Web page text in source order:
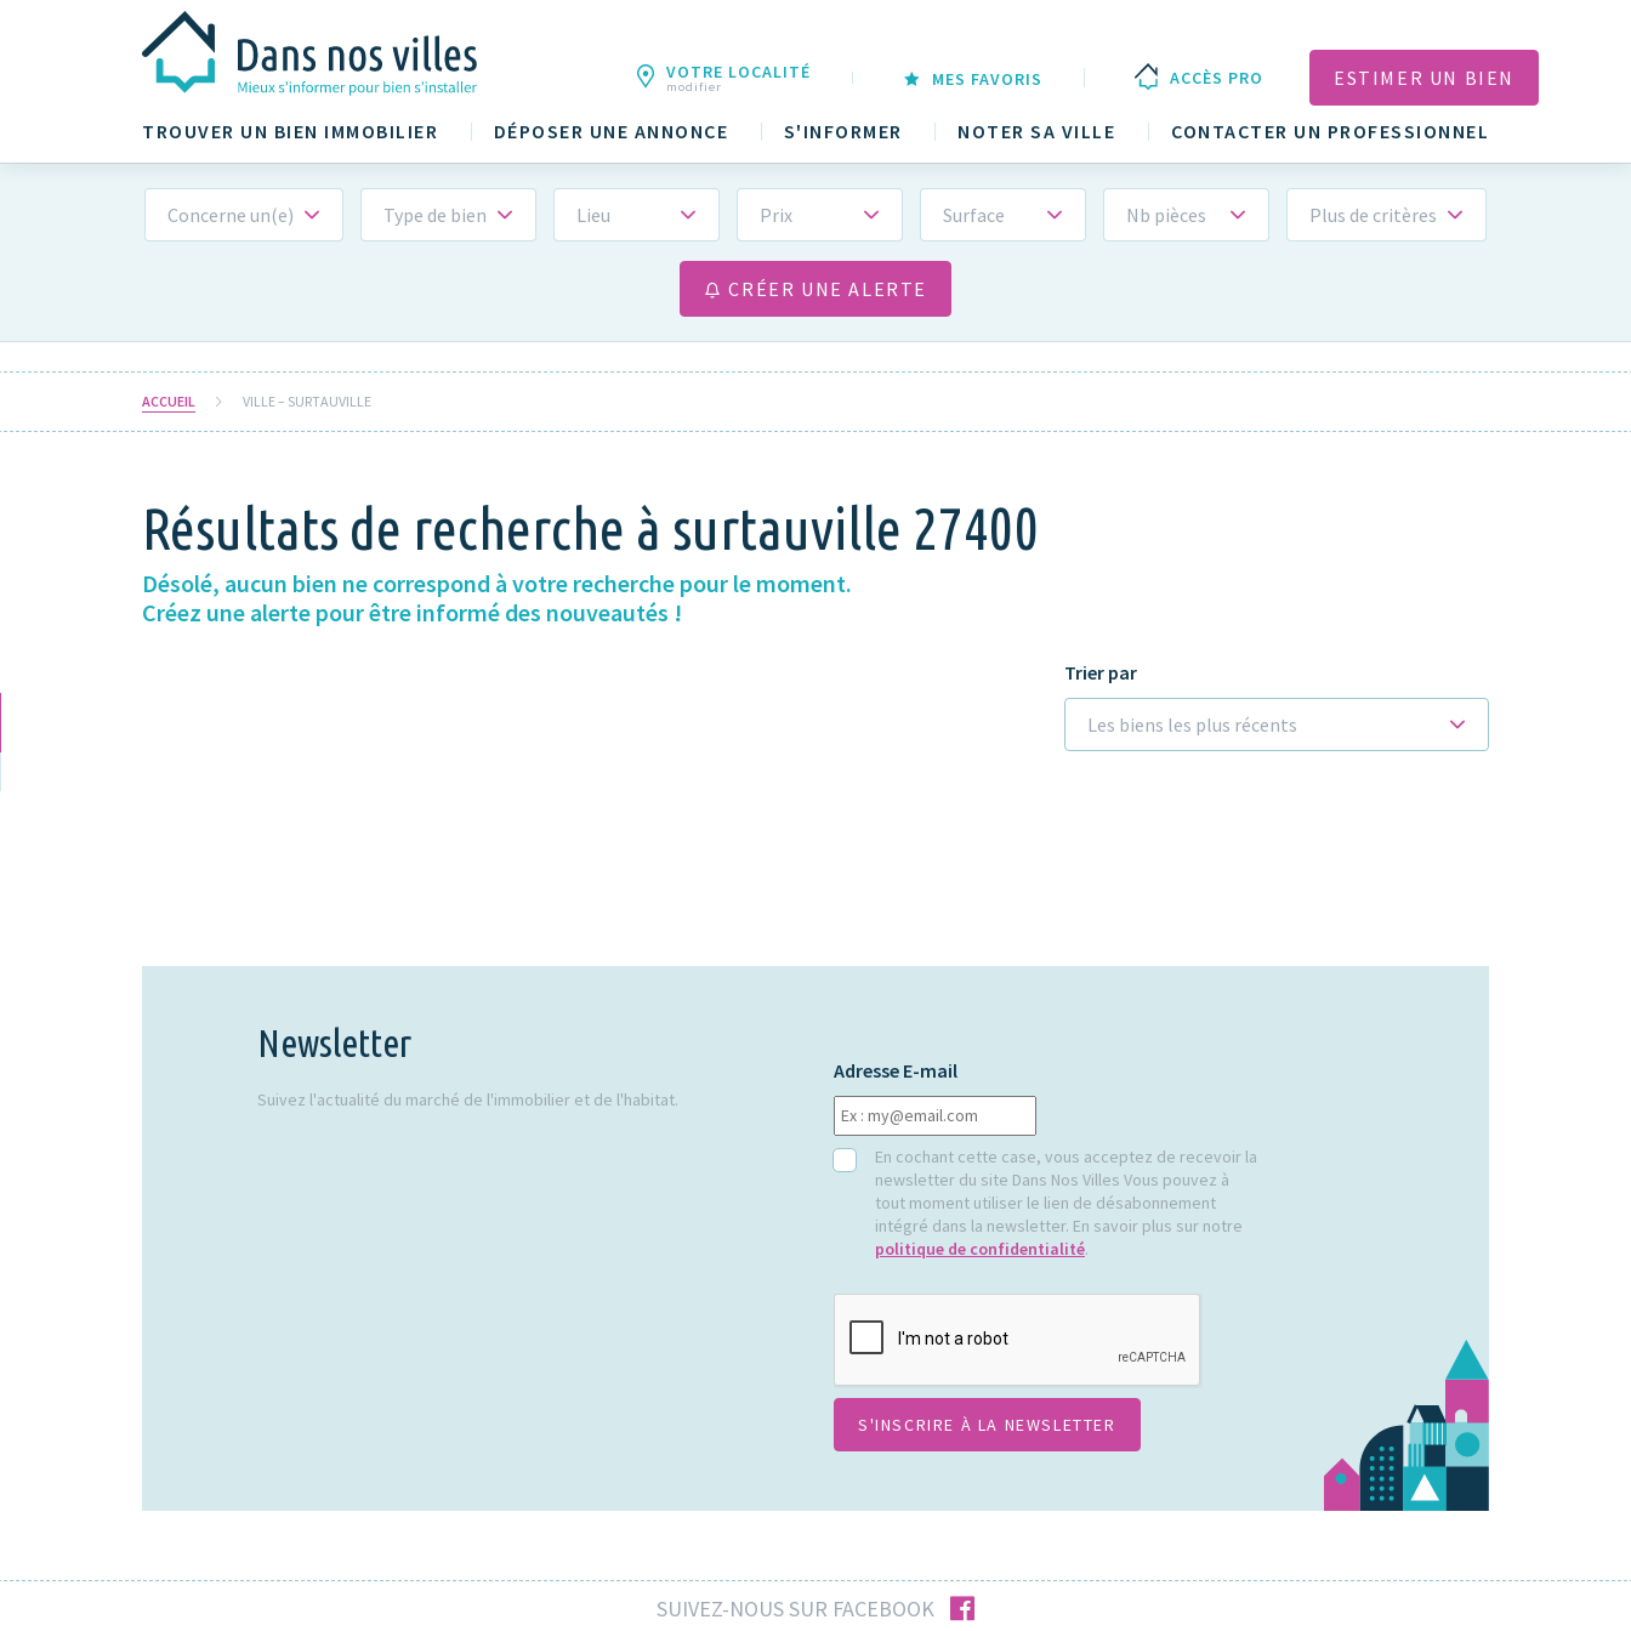
TROUVER UN BIEN IMMOBILIER DÉPOSER UNE ANNONCE S'INFORMER NOTER SA VILLE CONTACTER UN PROFESSIONNEL
VOTRE LOCALITÉ
modifier MES FAVORIS ACCÈS PRO ESTIMER UN BIEN
Concerne un(e) Type de bien Lieu Prix Surface Nb pièces Plus de critères
CRÉER UNE ALERTE
ACCUEIL VILLE – SURTAUVILLE
Résultats de recherche à surtauville 27400
Désolé, aucun bien ne correspond à votre recherche pour le moment.
Créez une alerte pour être informé des nouveautés !
Trier par
Les biens les plus récents
Newsletter
Suivez l'actualité du marché de l'immobilier et de l'habitat.
Adresse E-mail
RGPDEn cochant cette case, vous acceptez de recevoir la
newsletter du site Dans Nos Villes Vous pouvez à
tout moment utiliser le lien de désabonnement
intégré dans la newsletter. En savoir plus sur notre
politique de confidentialité.
SUIVEZ-NOUS SUR FACEBOOK facebook